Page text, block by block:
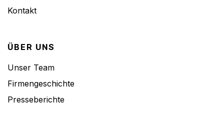
Kontakt
ÜBER UNS
Unser Team
Firmengeschichte
Presseberichte